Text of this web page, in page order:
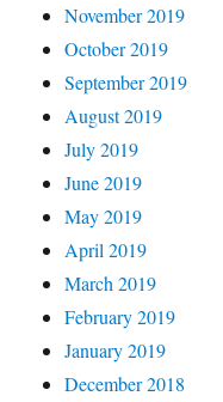
November 2019
October 2019
September 2019
August 2019
July 2019
June 2019
May 2019
April 2019
March 2019
February 2019
January 2019
December 2018